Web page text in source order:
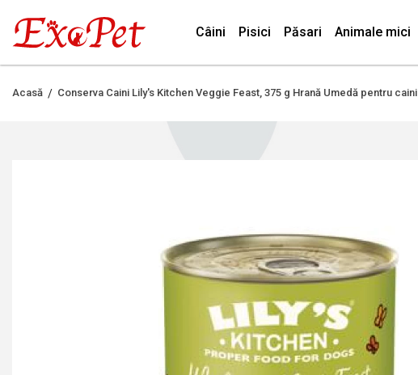
Câini Pisici Păsari Animale mici
Acasă Conserva Caini Lily's Kitchen Veggie Feast, 375 g Hrană Umedă pentru caini